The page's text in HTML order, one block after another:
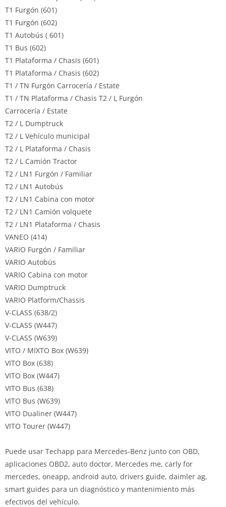
T1 Furgón (601)
T1 Furgón (602)
T1 Autobús ( 601)
T1 Bus (602)
T1 Plataforma / Chasis (601)
T1 Plataforma / Chasis (602)
T1 / TN Furgón Carrocería / Estate
T1 / TN Plataforma / Chasis T2 / L Furgón
Carrocería / Estate
T2 / L Dumptruck
T2 / L Vehículo municipal
T2 / L Plataforma / Chasis
T2 / L Camión Tractor
T2 / LN1 Furgón / Familiar
T2 / LN1 Autobús
T2 / LN1 Cabina con motor
T2 / LN1 Camión volquete
T2 / LN1 Plataforma / Chasis
VANEO (414)
VARIO Furgón / Familiar
VARIO Autobús
VARIO Cabina con motor
VARIO Dumptruck
VARIO Platform/Chassis
V-CLASS (638/2)
V-CLASS (W447)
V-CLASS (W639)
VITO / MIXTO Box (W639)
VITO Box (638)
VITO Box (W447)
VITO Bus (638)
VITO Bus (W639)
VITO Dualiner (W447)
VITO Tourer (W447)
Puede usar Techapp para Mercedes-Benz junto con OBD,
aplicaciones OBD2, auto doctor, Mercedes me, carly for
mercedes, oneapp, android auto, drivers guide, daimler ag,
smart guides para un diagnóstico y mantenimiento más
efectivos del vehículo.